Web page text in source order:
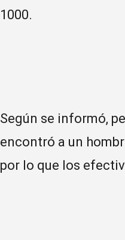
1000.
Según se informó,
encontró a un
por lo que los